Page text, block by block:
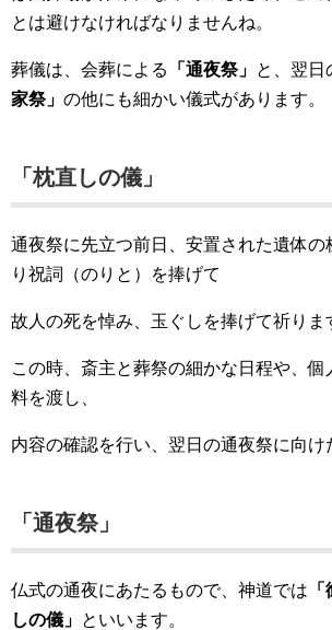
とは避けなければなりませんね。
葬儀は、会葬による 「通夜祭」 と、翌日
家祭」 の他にも細かい儀式があります。
「枕直しの儀」
通夜祭に先立つ前日、安置された遺体の
り祝詞（のりと）を捧げて
故人の死を悼み、玉ぐしを捧げて祈りま
この時、斎主と葬祭の細かな日程や、個
料を渡し、
内容の確認を行い、翌日の通夜祭に向け
「通夜祭」
仏式の通夜にあたるもので、神道では
しの儀」 といいます。